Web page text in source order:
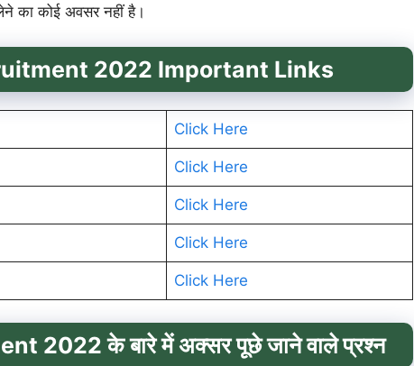
का कोई अवसर नहीं है।
2022 Important Links
Click Here
Click Here
Click Here
Click Here
Click Here
2022 के बारे में अक्सर पूछे जाने वाले प्रश्न